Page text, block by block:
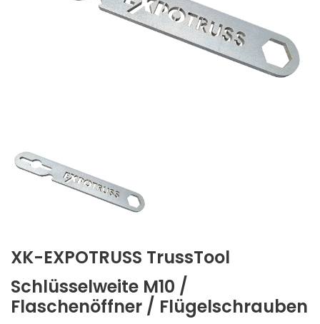
XK-EXPOTRUSS TrussTool
Schlüsselweite M10 /
Flaschenöffner / Flügelschrauben